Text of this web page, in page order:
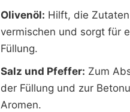
Olivenöl: Hilft, die
vermischen und sorgt für
Füllung.
Salz und Pfeffer: Zum
der Füllung und zur
Aromen.